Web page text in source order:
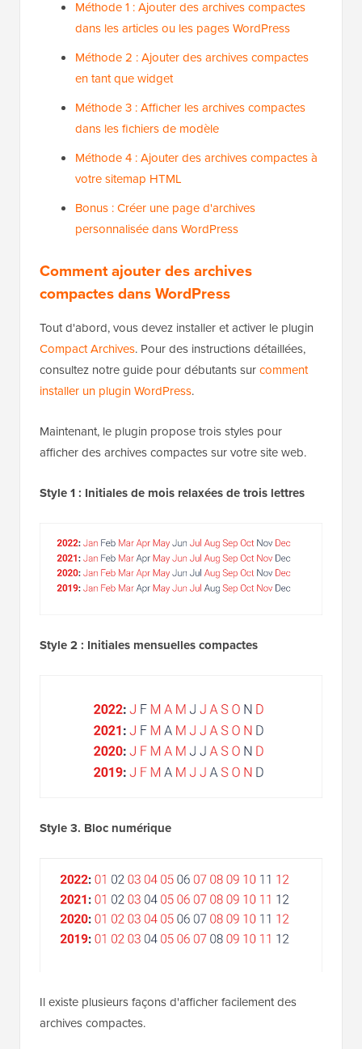
Méthode 1 : Ajouter des archives compactes
dans les articles ou les pages WordPress
Méthode 2 : Ajouter des archives compactes
en tant que widget
Méthode 3 : Afficher les archives compactes
dans les fichiers de modèle
Méthode 4 : Ajouter des archives compactes à
votre sitemap HTML
Bonus : Créer une page d'archives
personnalisée dans WordPress
Comment ajouter des archives
compactes dans WordPress
Tout d'abord, vous devez installer et activer le plugin
Compact Archives. Pour des instructions détaillées,
consultez notre guide pour débutants surcomment
installer un plugin WordPress.
Maintenant, le plugin propose trois styles pour
afficher des archives compactes sur votre site web.
Style 1 : Initiales de mois relaxées de trois lettres
Style 2 : Initiales mensuelles compactes
Style 3. Bloc numérique
Il existe plusieurs façons d'afficher facilement des
archives compactes.